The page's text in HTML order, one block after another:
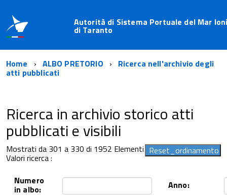
Autorità di Sistema Portuale del Mar
di Taranto
Home ALBO PRETORIO Ricerca nell'archivio degli
atti pubblicati
Ricerca in archivio storico atti
pubblicati e visibili
Mostrati da 301 a 330 di 1952 Elementi
Valori ricerca :
Numero
in albo: Anno: